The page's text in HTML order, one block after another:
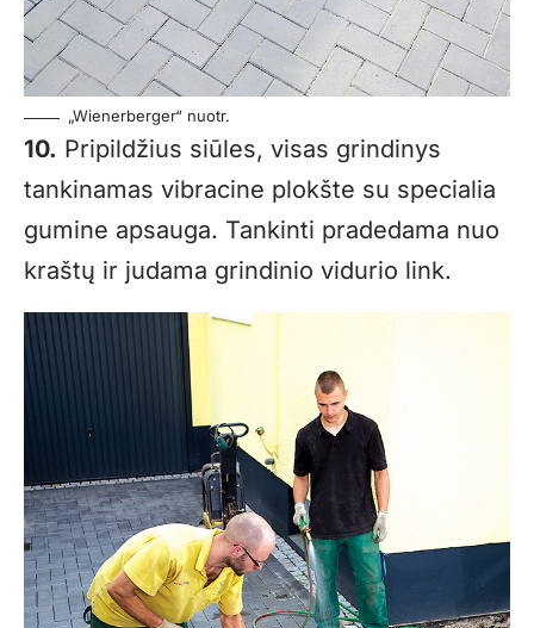
„Wienerberger“ nuotr.
10. Pripildžius siūles, visas grindinys
tankinamas vibracine plokšte su specialia
gumine apsauga. Tankinti pradedama nuo
kraštų ir judama grindinio vidurio link.